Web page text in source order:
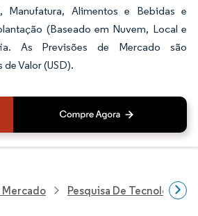
Manufatura, Alimentos e Bebidas e
(Baseado em Nuvem, Local e
As Previsões de Mercado são
Valor (USD).
Mercado Pesquisa De Tecnologia,